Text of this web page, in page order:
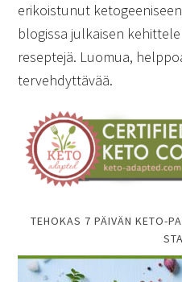
erikoistunut
blogissa julkaisen
reseptejä. Luomua,
tervehdyttävää.
TEHOKAS 7 PÄIVÄN KETO-